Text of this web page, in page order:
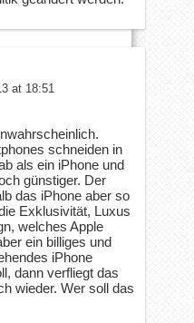
at 18:51
schneiden in
als ein iPhone und
günstiger. Der
das iPhone aber so
Exklusivität, Luxus
welches Apple
ein billiges und
iPhone
dann verfliegt das
wieder. Wer soll das